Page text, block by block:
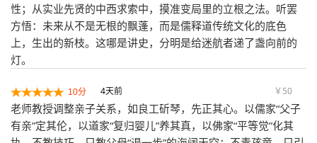
性；从实业先贤的中西求索中，摸准变局里的立根之法。听罢
方悟：未来从不是无根的飘蓬，而是儒释道传统文化的底色
上，生出的新枝。这哪是讲史，分明是给迷航者递了盏向前的
灯。
10分 4天前 ￥50
老师教授调整亲子关系，如良工斫琴，先正其心。以儒家“父子
有亲”定其伦，以道家“复归婴儿”养其真，以佛家“平等觉”化其